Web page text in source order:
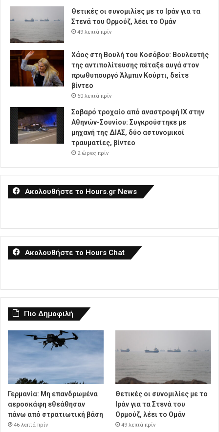
Θετικές οι συνομιλίες με το Ιράν για τα
Στενά του Ορμούζ, λέει το Ομάν
49 λεπτά πρίν
Χάος στη Βουλή του Κοσόβου: Βουλευτής
της αντιπολίτευσης πέταξε αυγά στον
πρωθυπουργό Άλμπιν Κούρτι, δείτε
βίντεο
60 λεπτά πρίν
Σοβαρό τροχαίο από αναστροφή ΙΧ στην
Αθηνών-Σουνίου: Συγκρούστηκε με
μηχανή της ΔΙΑΣ, δύο αστυνομικοί
τραυματίες, βίντεο
2 ώρες πρίν
Ακολουθήστε το Hours.gr News
Ακολουθήστε το Hours Chat
Πιο Δημοφιλή
Γερμανία: Μη επανδρωμένα
αεροσκάφη εθεάθησαν
πάνω από στρατιωτική βάση
46 λεπτά πρίν
Θετικές οι συνομιλίες με το
Ιράν για τα Στενά του
Ορμούζ, λέει το Ομάν
49 λεπτά πρίν